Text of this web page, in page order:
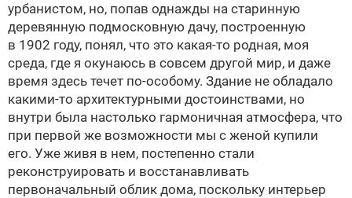
урбанистом, но, попав однажды на старинную
деревянную подмосковную дачу, построенную
в 1902 году, понял, что это какая-то родная, моя
среда, где я окунаюсь в совсем другой мир, и даже
время здесь течет по-особому. Здание не обладало
какими-то архитектурными достоинствами, но
внутри была настолько гармоничная атмосфера, что
при первой же возможности мы с женой купили
его. Уже живя в нем, постепенно стали
реконструировать и восстанавливать
первоначальный облик дома, поскольку интерьер